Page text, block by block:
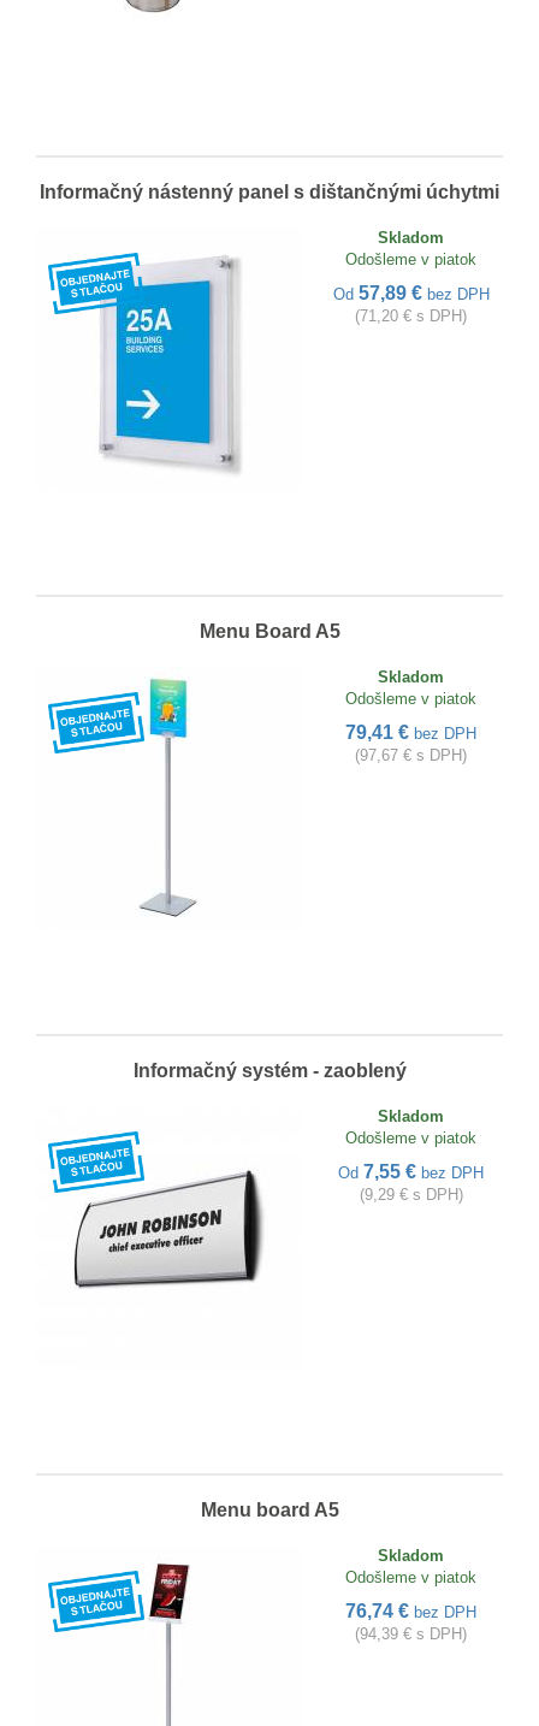
Informačný nástenný panel s dištančnými úchytmi
Skladom
Odošleme v piatok
Od 57,89 € bez DPH
(71,20 € s DPH)
Menu Board A5
Skladom
Odošleme v piatok
79,41 € bez DPH
(97,67 € s DPH)
Informačný systém - zaoblený
Skladom
Odošleme v piatok
Od 7,55 € bez DPH
(9,29 € s DPH)
Menu board A5
Skladom
Odošleme v piatok
76,74 € bez DPH
(94,39 € s DPH)